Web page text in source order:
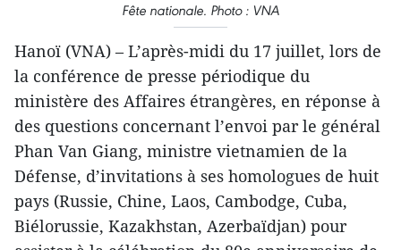
Fête nationale. Photo : VNA
Hanoï (VNA) – L’après-midi du 17 juillet, lors de
la conférence de presse périodique du
ministère des Affaires étrangères, en réponse à
des questions concernant l’envoi par le général
Phan Van Giang, ministre vietnamien de la
Défense, d’invitations à ses homologues de huit
pays (Russie, Chine, Laos, Cambodge, Cuba,
Biélorussie, Kazakhstan, Azerbaïdjan) pour